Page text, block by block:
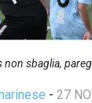
non sbaglia,
- 27